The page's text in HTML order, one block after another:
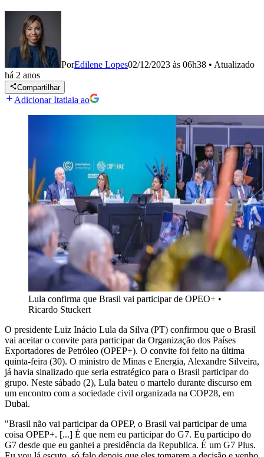
PorEdilene Lopes02/12/2023 às 06h38 • Atualizado
há 2 anos
Compartilhar
Adicionar Itatiaia ao
Lula confirma que Brasil vai participar de OPEO+ •
Ricardo Stuckert
O presidente Luiz Inácio Lula da Silva (PT) confirmou que o Brasil
vai aceitar o convite para participar da Organização dos Países
Exportadores de Petróleo (OPEP+). O convite foi feito na última
quinta-feira (30). O ministro de Minas e Energia, Alexandre Silveira,
já havia sinalizado que seria estratégico para o Brasil participar do
grupo. Neste sábado (2), Lula bateu o martelo durante discurso em
um encontro com a sociedade civil organizada na COP28, em
Dubai.
"Brasil não vai participar da OPEP, o Brasil vai participar de uma
coisa OPEP+. [...] É que nem eu participar do G7. Eu participo do
G7 desde que eu ganhei a presidência da Republica. É um G7 Plus.